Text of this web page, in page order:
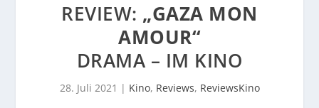
REVIEW: „GAZA MON
AMOUR“
DRAMA – IM KINO
28. Juli 2021 | Kino, Reviews, ReviewsKino